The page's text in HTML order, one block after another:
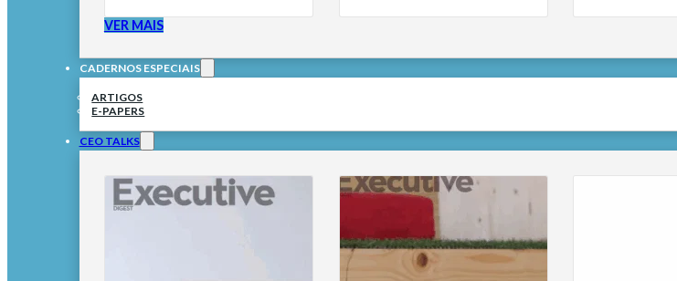
VER MAIS
CADERNOS ESPECIAIS
ARTIGOS
E-PAPERS
CEO TALKS